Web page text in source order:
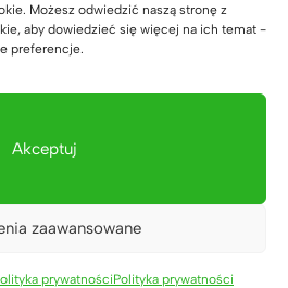
Możesz odwiedzić naszą stronę z
aby dowiedzieć się więcej na ich temat -
preferencje.
Akceptuj
zaawansowane
prywatnościPolityka prywatności
czegoś więcej